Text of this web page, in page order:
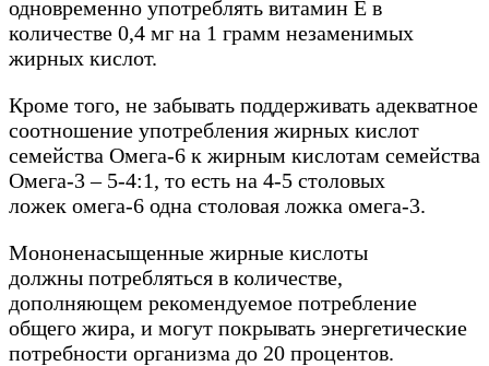
одновременно употреблять витамин Е в
количестве 0,4 мг на 1 грамм незаменимых
жирных кислот.
Кроме того, не забывать поддерживать адекватное
соотношение употребления жирных кислот
семейства Омега-6 к жирным кислотам семейства
Омега-3 – 5-4:1, то есть на 4-5 столовых
ложек омега-6 одна столовая ложка омега-3.
Мононенасыщенные жирные кислоты
должны потребляться в количестве,
дополняющем рекомендуемое потребление
общего жира, и могут покрывать энергетические
потребности организма до 20 процентов.